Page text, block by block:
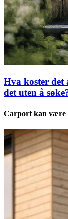
Hva koster det
det uten å
Carport kan være